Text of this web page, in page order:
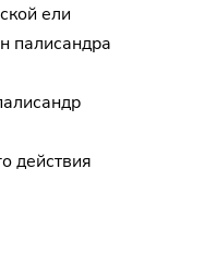
ели
палисандра
действия